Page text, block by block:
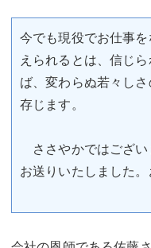
今でも現役でお仕事
えられるとは、信じ
ば、変わらぬ若々し
存じます。
ささやかではござい
お送りいたしました。